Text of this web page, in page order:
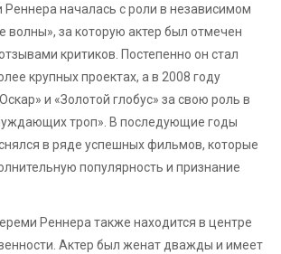
началась с роли в независимом
волны», за которую актер был отмечен
критиков. Постепенно он стал
крупных проектах, а в 2008 году
и «Золотой глобус» за свою роль в
троп». В последующие годы
в ряде успешных фильмов, которые
популярность и признание
Реннера также находится в центре
Актер был женат дважды и имеет